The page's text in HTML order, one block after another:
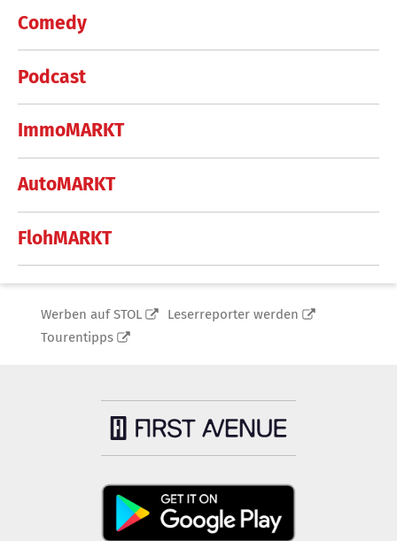
Comedy
Podcast
ImmoMARKT
AutoMARKT
FlohMARKT
Werben auf STOL
Leserreporter werden
Tourentipps